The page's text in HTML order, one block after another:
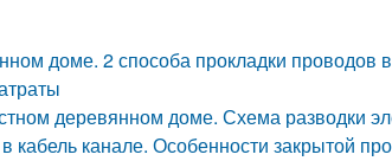
доме. 2 способа прокладки проводов
деревянном доме. Схема разводки
кабель канале. Особенности закрытой